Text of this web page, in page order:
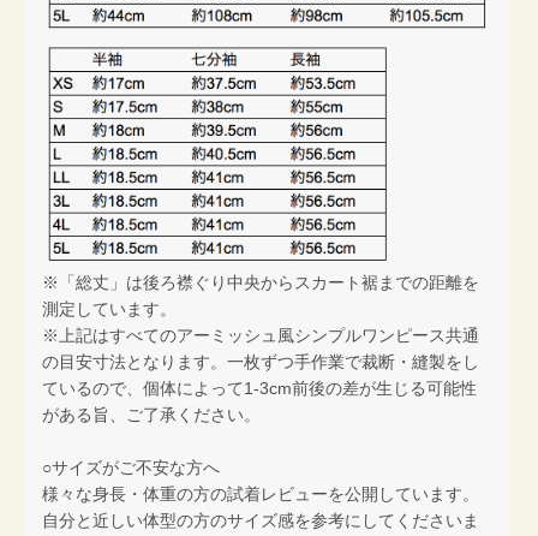
※「総丈」は後ろ襟ぐり中央からスカート裾までの距離を
測定しています。
※上記はすべてのアーミッシュ風シンプルワンピース共通
の目安寸法となります。一枚ずつ手作業で裁断・縫製をし
ているので、個体によって1-3cm前後の差が生じる可能性
がある旨、ご了承ください。
○サイズがご不安な方へ
様々な身長・体重の方の試着レビューを公開しています。
自分と近しい体型の方のサイズ感を参考にしてくださいま